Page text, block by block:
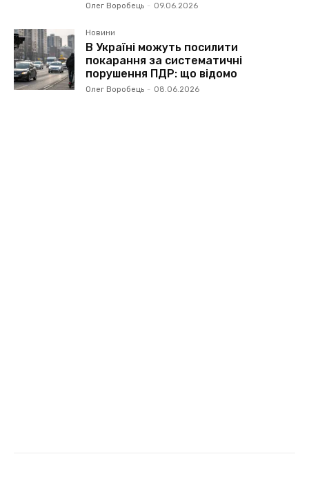
Олег Воробець - 09.06.2026
Новини
В Україні можуть посилити
покарання за систематичні
порушення ПДР: що відомо
Олег Воробець - 08.06.2026